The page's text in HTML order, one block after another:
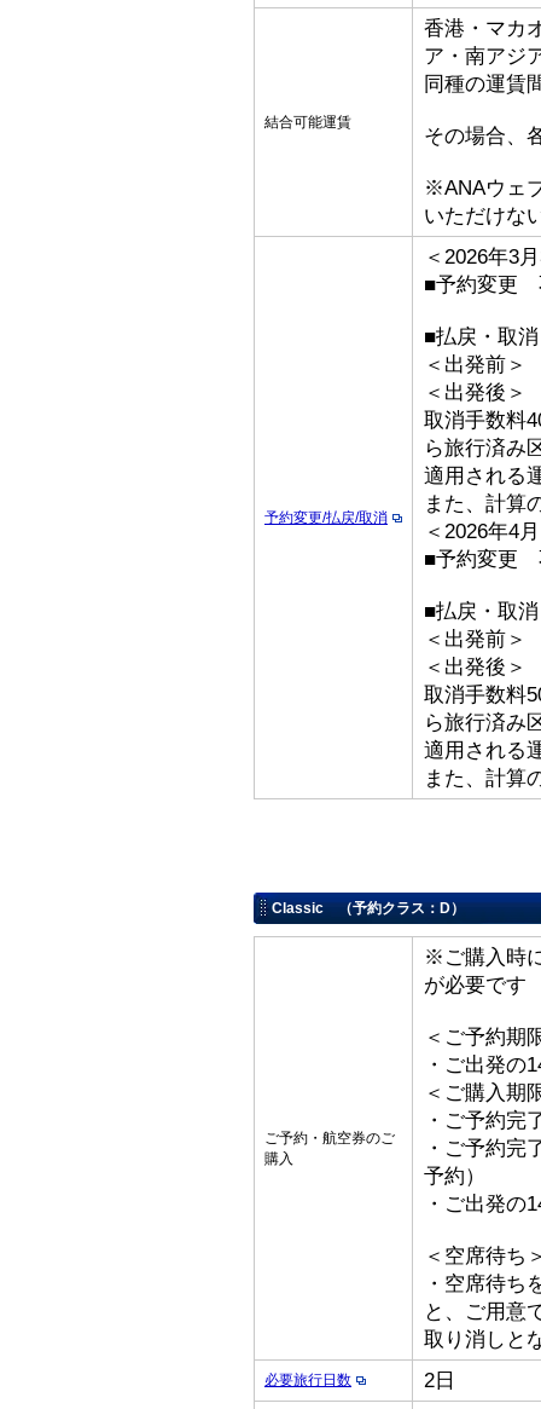
結合可能運賃
香港・マカ
ア・南アジ
同種の運賃
その場合、
※ANAウェ
いただけな
予約変更/払戻/取消
＜2026年3
■予約変更
■払戻・取消
＜出発前＞
＜出発後
取消手数料
ら旅行済み
適用される
また、計算
＜2026年4
■予約変更
■払戻・取
＜出発前＞
＜出発後
取消手数料
ら旅行済み
適用される
また、計算
Classic （予約クラス：D）
ご予約・航空券のご
購入
※ご購入時
が必要です
＜ご予約期
・ご出発の
＜ご購入期
・ご予約完
・ご予約完
予約）
・ご出発の
＜空席待ち
・空席待ち
と、ご用意
取り消しと
必要旅行日数 2日